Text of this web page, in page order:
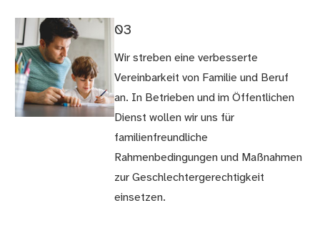
03
Wir streben eine verbesserte
Vereinbarkeit von Familie und Beruf
an. In Betrieben und im Öffentlichen
Dienst wollen wir uns für
familienfreundliche
Rahmenbedingungen und Maßnahmen
zur Geschlechtergerechtigkeit
einsetzen.